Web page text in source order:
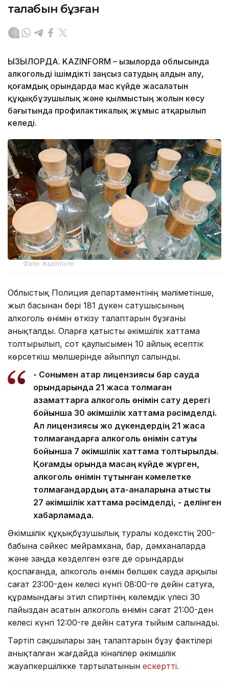
талабын бұзған
ҚЫЗЫЛОРДА. KAZINFORM – Қызылорда облысында
алкогольді ішімдікті заңсыз сатудың алдын алу,
қоғамдық орындарда мас күйде жасалатын
құқықбұзушылық және қылмыстың жолын кесу
бағытында профилактикалық жұмыс атқарылып
келеді.
Фото: Kazinform
Облыстық Полиция департаментінің мәліметінше,
жыл басынан бері 181 дүкен сатушысының
алкоголь өнімін өткізу талаптарын бұзғаны
анықталды. Оларға қатысты әкімшілік хаттама
толтырылып, сот қаулысымен 10 айлық есептік
көрсеткіш мөлшерінде айыппұл салынды.
- Сонымен қатар лицензиясы бар сауда
орындарында 21 жасқа толмаған
азаматтарға алкоголь өнімін сату дерегі
бойынша 30 әкімшілік хаттама рәсімделді.
Ал лицензиясы жоқ дүкендердің 21 жасқа
толмағандарға алкоголь өнімін сатуы
бойынша 7 әкімшілік хаттама толтырылды.
Қоғамдық орында масаң күйде жүрген,
алкоголь өнімін тұтынған кәмелетке
толмағандардың ата-аналарына қатысты
27 әкімшілік хаттама рәсімделді, - делінген
хабарламада.
Әкімшілік құқықбұзушылық туралы кодекстің 200-
бабына сәйкес мейрамхана, бар, дәмханаларда
және заңда көзделген өзге де орындарды
қоспағанда, алкоголь өнімін бөлшек сауда арқылы
сағат 23:00-ден келесі күнгі 08:00-ге дейін сатуға,
құрамындағы этил спиртінің көлемдік үлесі 30
пайыздан асатын алкоголь өнімін сағат 21:00-ден
келесі күнгі 12:00-ге дейін сатуға тыйым салынады.
Тәртіп сақшылары заң талаптарын бұзу фактілері
анықталған жағдайда кінәлілер әкімшілік
жауапкершілікке тартылатынын ескертті.